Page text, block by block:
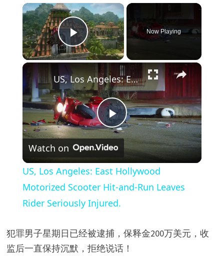
×
Play Video
Now Playing
×
P
l
a
V
US, Los Angeles: East Hollywood Motorized Scooter Hit-and-Run Leaves Rider Seriously Injured.
Watch on
US, Los Angeles: East Hollywood
Motorized Scooter Hit-and-Run Leaves
Rider Seriously Injured.
犯罪男子星期日已经被逮捕，保释金200万美元，收
监后一直保持沉默，拒绝说话！